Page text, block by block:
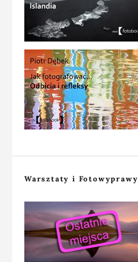
Warsztaty i Fotowyprawy